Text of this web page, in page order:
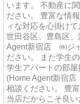
います。 不動産に
ださい。 豊富な情
ィな対応を心掛け
世田谷区、豊島区
Agent新宿店 ㈱ジ
ださい。 また学生
学生アパートの部
(Home Agent新宿
相談ください。 豊
当店だからこそ良